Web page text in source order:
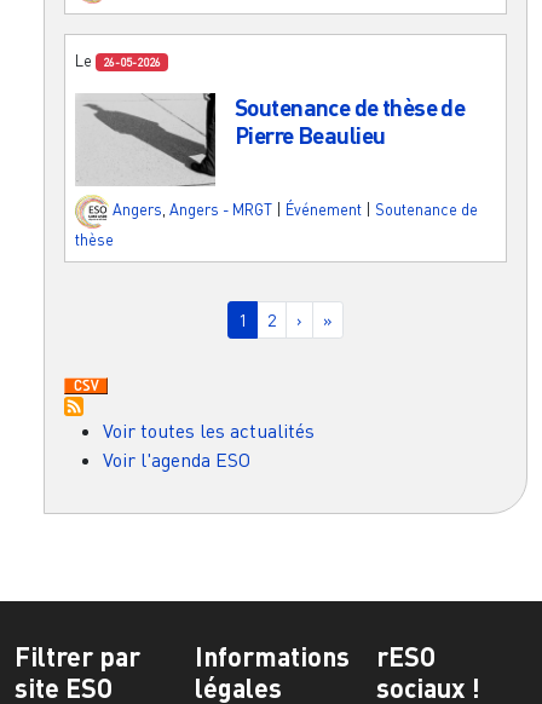
Le 26-05-2026
Soutenance de thèse de
Pierre Beaulieu
Angers Angers - MRGT Événement
Soutenance de
thèse
Page courante
1 Page
2 Page suivante
› Dernière page
»
Voir toutes les actualités
Voir l'agenda ESO
Filtrer par
site ESO
Informations
légales
rESO
sociaux !